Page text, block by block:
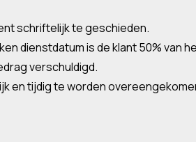
schriftelijk te geschieden.
dienstdatum is de klant 50% van
verschuldigd.
en tijdig te worden